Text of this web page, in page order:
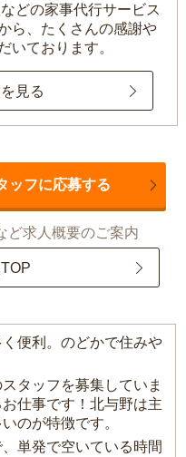
どの家事代行サービス
ら、 たくさんの感謝や
いております。
見る
ッフに応募する
ど求人概要のご案内
便利。のどかで住みや
タッフを募集していま
仕事です！北与野は主
のが特徴です。
単発で空いている時間